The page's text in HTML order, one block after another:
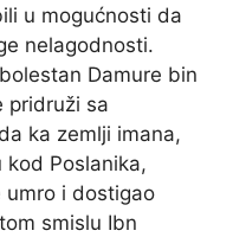
u mogućnosti da
nelagodnosti.
Damure bin
pridruži sa
ka zemlji imana,
kod Poslanika,
umro i dostigao
smislu Ibn